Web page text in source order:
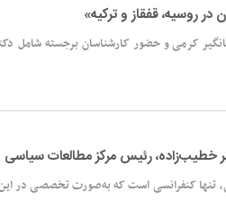
در روسیه، قفقاز و ترکیه»
کرمی و حضور کارشناسان برجسته شامل
خطیب‌زاده، رئیس مرکز مطالعات سیاسی
تنها کنفرانسی است که به‌صورت تخصصی در